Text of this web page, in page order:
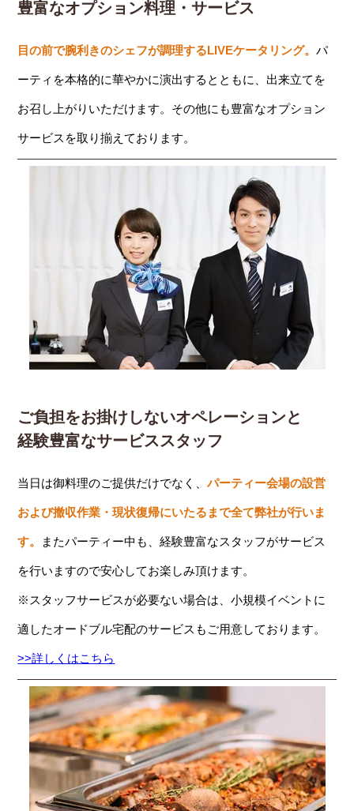
豊富なオプション料理・サービス
目の前で腕利きのシェフが調理するLIVEケータリング。パ
ーティを本格的に華やかに演出するとともに、出来立てを
お召し上がりいただけます。その他にも豊富なオプション
サービスを取り揃えております。
ご負担をお掛けしないオペレーションと
経験豊富なサービススタッフ
当日は御料理のご提供だけでなく、パーティー会場の設営
および撤収作業・現状復帰にいたるまで全て弊社が行いま
す。 またパーティー中も、経験豊富なスタッフがサービス
を行いますので安心してお楽しみ頂けます。
※スタッフサービスが必要ない場合は、小規模イベントに
適したオードブル宅配のサービスもご用意しております。
>>詳しくはこちら